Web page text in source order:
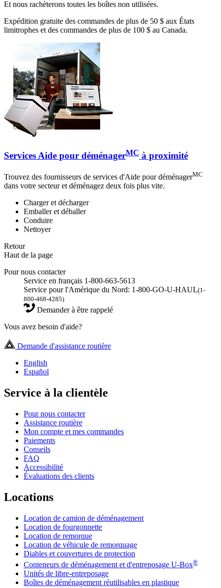
Et nous rachèterons toutes les boîtes non utilisées.
Expédition gratuite des commandes de plus de 50 $ aux États
limitrophes et des commandes de plus de 100 $ au Canada.
Services Aide pour déménagerMC à proximité
Trouvez des fournisseurs de services d'Aide pour déménagerMC
dans votre secteur et déménagez deux fois plus vite.
Charger et décharger
Emballer et déballer
Conduire
Nettoyer
Retour
Haut de la page
Pour nous contacter
Service en français 1-800-663-5613
Service pour l'Amérique du Nord: 1-800-GO-U-HAUL(1-
800-468-4285)
Demander à être rappelé
Vous avez besoin d'aide?
Demande d'assistance routière
English
Español
Service à la clientèle
Pour nous contacter
Assistance routière
Mon compte et mes commandes
Paiements
Conseils
FAQ
Accessibilité
Évaluations des clients
Locations
Location de camion de déménagement
Location de fourgonnette
Location de remorque
Location de véhicule de remorquage
Diables et couvertures de protection
Conteneurs de déménagement et d'entreposage U-Box®
Unités de libre-entreposage
Boîtes de déménagement réutilisables en plastique